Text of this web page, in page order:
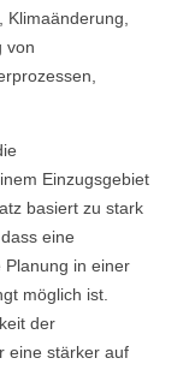
Klimaänderung,
von
Einzugsgebiet
basiert zu stark
eine
Planung in einer
möglich ist.
der
eine stärker auf